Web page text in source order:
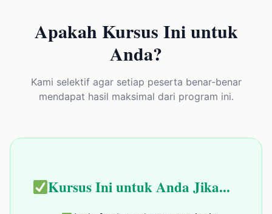
Apakah Kursus Ini untuk
Anda?
Kami selektif agar setiap peserta benar-benar
mendapat hasil maksimal dari program ini.
Kursus Ini untuk Anda Jika...